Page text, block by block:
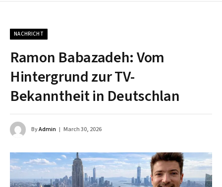
NACHRICHT
Ramon Babazadeh: Vom
Hintergrund zur TV-
Bekanntheit in Deutschlan
ByAdmin March 30, 2026